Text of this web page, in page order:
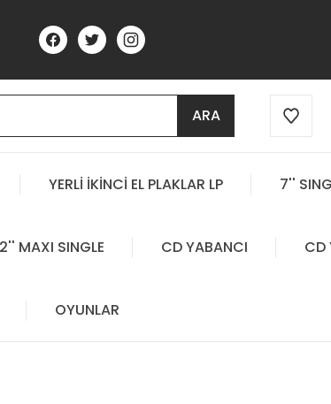
ARA
YERLİ İKİNCİ EL PLAKLAR LP 7''
MAXI SINGLE CD YABANCI CD
OYUNLAR